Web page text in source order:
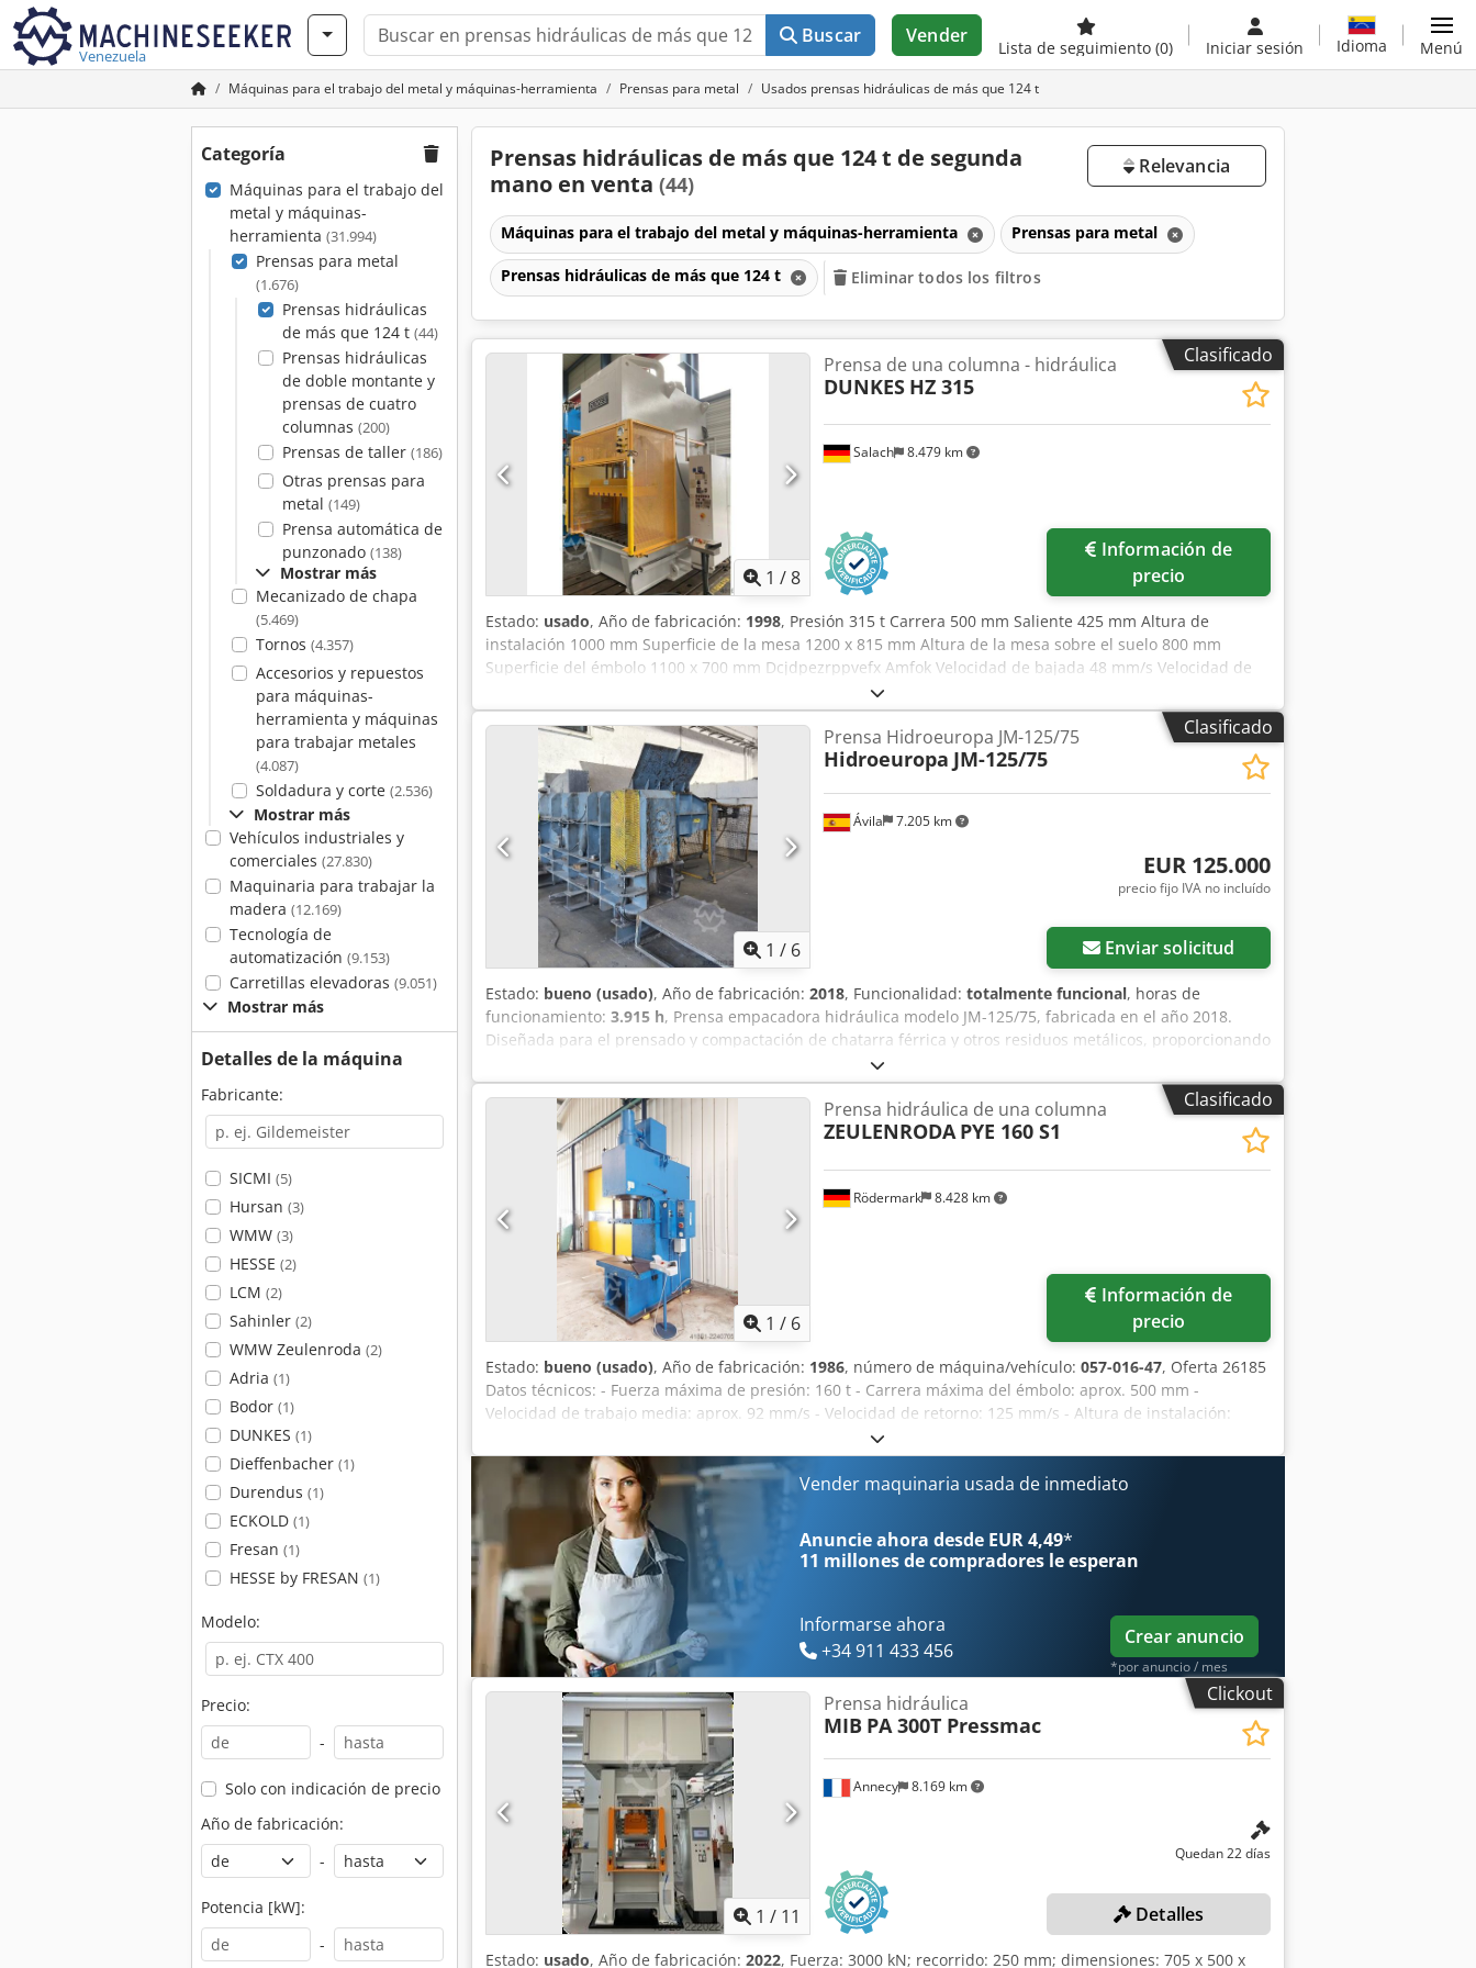
Venezuela
Buscar Vender
Lista de seguimiento (0) Iniciar sesión Idioma Menú
Máquinas para el trabajo del metal y máquinas-herramienta Prensas para metal Usados prensas hidráulicas de más que 124 t
Categoría
Máquinas para el trabajo del
metal y máquinas-
herramienta (31.994)
Prensas para metal
(1.676)
Prensas hidráulicas
de más que 124 t (44)
Prensas hidráulicas
de doble montante y
prensas de cuatro
columnas (200)
Prensas de taller (186)
Otras prensas para
metal (149)
Prensa automática de
punzonado (138)
Mostrar más
Mecanizado de chapa
(5.469)
Tornos (4.357)
Accesorios y repuestos
para máquinas-
herramienta y máquinas
para trabajar metales
(4.087)
Soldadura y corte (2.536)
Mostrar más
Vehículos industriales y
comerciales (27.830)
Maquinaria para trabajar la
madera (12.169)
Tecnología de
automatización (9.153)
Carretillas elevadoras (9.051)
Mostrar más
Detalles de la máquina
Fabricante:
SICMI (5)
Hursan (3)
WMW (3)
HESSE (2)
LCM (2)
Sahinler (2)
WMW Zeulenroda (2)
Adria (1)
Bodor (1)
DUNKES (1)
Dieffenbacher (1)
Durendus (1)
ECKOLD (1)
Fresan (1)
HESSE by FRESAN (1)
Modelo:
Precio:
-
Solo con indicación de precio
Año de fabricación:
-
Potencia [kW]:
-
Prensas hidráulicas de más que 124 t de segunda
mano en venta (44)
Relevancia
Máquinas para el trabajo del metal y máquinas-herramienta Prensas para metal
Prensas hidráulicas de más que 124 t Eliminar todos los filtros
Clasificado
1 /8
Salach 8.479 km
Prensa de una columna - hidráulica
DUNKES HZ 315
precio
Estado: usado, Año de fabricación: 1998, Presión 315 t Carrera 500 mm Saliente 425 mm Altura de
instalación 1000 mm Superficie de la mesa 1200 x 815 mm Altura de la mesa sobre el suelo 800 mm
Superficie del émbolo 1100 x 700 mm Dcjdpezrppvefx Amfok Velocidad de bajada 48 mm/s Velocidad de
subida 330 mm/s Velocidad de trabajo 19 mm/s Capacidad de aceite 1600 l Potencia motriz 82,0 kW Peso
23,0 t Espacio requerido aprox. 2,4 x 2,8 x 4,0 m (LxAnxAl) Con accionamiento oleohidráulico, control
dependiente de presión/tiempo y carrera, barrera de luz frontal (Sick), operación a dos manos. Clasificado
1 / 6
Ávila 7.205 km
Prensa Hidroeuropa JM-125/75
Hidroeuropa JM-125/75
EUR 125.000
precio fijo IVA no incluído
Enviar solicitud
Estado: bueno (usado), Año de fabricación: 2018, Funcionalidad: totalmente funcional, horas de
funcionamiento: 3.915 h, Prensa empacadora hidráulica modelo JM-125/75, fabricada en el año 2018.
Diseñada para el prensado y compactación de chatarra férrica y otros residuos metálicos, proporcionando
una elevada productividad y una óptima densidad de los paquetes obtenidos. La máquina se encuentra
construida con estructura de acero de alta resistencia y equipada con sistema hidráulico de alto
rendimiento, garantizando fiabilidad y durabilidad incluso en condiciones de trabajo intensivas. Dcodpfx
Amozdfzyefjk Características principales: Tipo: Prensa empacadora hidráulica fija Fuerza de prensado:
125 toneladas Sistema hidráulico de alto rendimiento Diseñada para el procesamiento de chatarra y
residuos metálicos Construcción robusta para servicio industrial continuo Fácil acceso para labores de
mantenimiento y operación La prensa constituye una solución eficiente para centros de reciclaje,
recuperadores de metales e instalaciones dedicadas a la gestión de residuos industriales.
Clasificado
1 / 6
Rödermark 8.428 km
Prensa hidráulica de una columna
ZEULENRODA PYE 160 S1
precio
Estado: bueno (usado), Año de fabricación: 1986, número de máquina/vehículo: 057-016-47, Oferta 26185
Datos técnicos: - Fuerza máxima de presión: 160 t - Carrera máxima del émbolo: aprox. 500 mm -
Velocidad de trabajo media: aprox. 92 mm/s - Velocidad de retorno: 125 mm/s - Altura de instalación:
aprox. 1000 mm Dcodpfx Ajzn H Rvjmfek - Distancia desde el montaje hasta el centro del émbolo: 360 mm
- Diámetro del vástago de sujeción del émbolo: 40 mm - Dimensiones de la mesa: 900 x 630 mm -
Orificio/apertura en la mesa: 220 mm - Altura de la mesa sobre el suelo: 720 mm - Volumen de aceite:
aprox. 200 l - Motor: 400 V / 17 kW - Espacio necesario: aprox. ancho 1150 x alto 3600 x profundidad 1850
mm - Peso: aprox. 7500 kg
Vender maquinaria usada de inmediato
Anuncie ahora desde EUR 4,49*
11 millones de compradores le esperan
Informarse ahora
+34 911 433 456
Crear anuncio
*por anuncio / mes
Clickout
1 / 11
Annecy 8.169 km
Prensa hidráulica
MIB PA 300T Pressmac
Quedan 22 días
Detalles
Estado: usado, Año de fabricación: 2022, Fuerza: 3000 kN; recorrido: 250 mm; dimensiones: 705 x 500 x